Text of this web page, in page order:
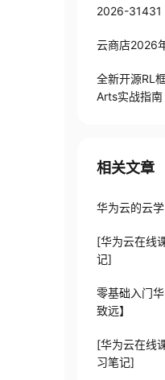
2026-31431
云商店2026
全新开源RL
Arts实战指南
相关文章
华为云的云
[华为云在线
记]
零基础入门
致远】
[华为云在线
习笔记]